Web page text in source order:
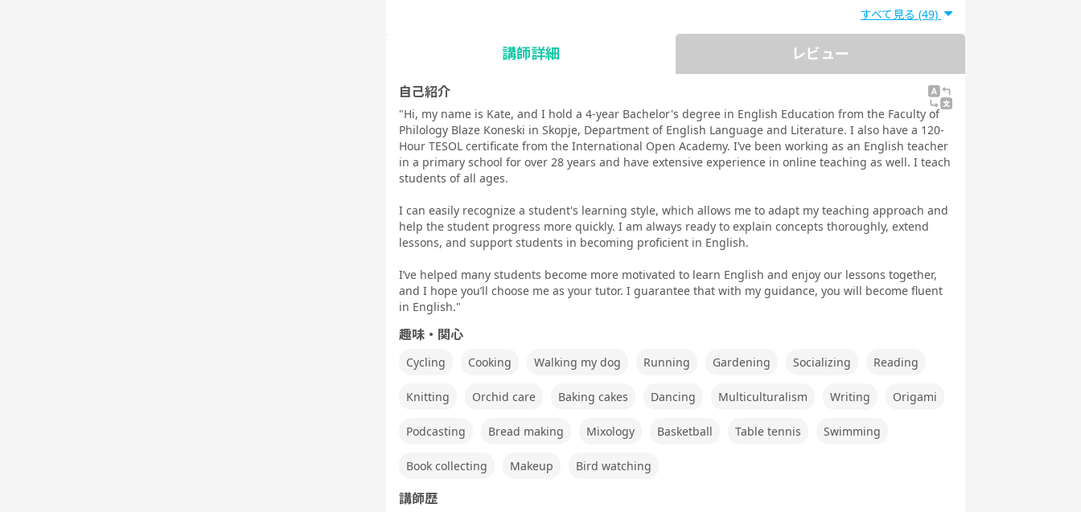
2（教科書準
拠）
Callan for
ン)
Callan for
スタディサプ
コース Daily
教材
スタディサプ
コース Daily
教材
英検®二次試
IELTSスピー
キング対策
スピーキング
テスト対策
日常英会話
スピーキング
テスト対策
ビジネス英会
スピーキング
テスト対策
中高生英会話
TOEIC®L&R
TEST 600点
対策（新形
TOEIC®L&R
TEST 800点
対策（新形
TOEIC®
Speaking
文法
イラストで学
ぶ英文法
トピックトースピーキング
メリカ英語 - メリカ英語 -
メリカ英語 -
カッション
話
のえいご
のえいご
すべて見る (49)
講師詳細 レビュー
自己紹介
"Hi, my name is Kate, and I hold a 4-year Bachelor's degree in English Education from the Faculty of
Philology Blaze Koneski in Skopje, Department of English Language and Literature. I also have a 120-
Hour TESOL certificate from the International Open Academy. I’ve been working as an English teacher
in a primary school for over 28 years and have extensive experience in online teaching as well. I teach
students of all ages.
I can easily recognize a student's learning style, which allows me to adapt my teaching approach and
help the student progress more quickly. I am always ready to explain concepts thoroughly, extend
lessons, and support students in becoming proficient in English.
I’ve helped many students become more motivated to learn English and enjoy our lessons together,
and I hope you’ll choose me as your tutor. I guarantee that with my guidance, you will become fluent
in English."
趣味・関心
Cycling Cooking Walking my dog Running Gardening Socializing Reading
Knitting Orchid care Baking cakes Dancing Multiculturalism Writing Origami
Podcasting Bread making Mixology Basketball Table tennis Swimming
Book collecting Makeup Bird watching
講師歴